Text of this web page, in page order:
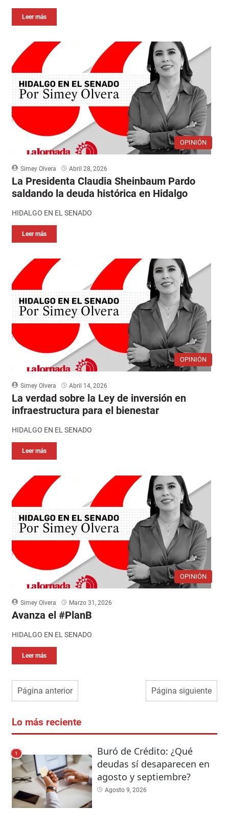
Leer más
OPINIÓN
Simey Olvera Abril 28, 2026
La Presidenta Claudia Sheinbaum Pardo
saldando la deuda histórica en Hidalgo
HIDALGO EN EL SENADO
Leer más
OPINIÓN
Simey Olvera Abril 14, 2026
La verdad sobre la Ley de inversión en
infraestructura para el bienestar
HIDALGO EN EL SENADO
Leer más
OPINIÓN
Simey Olvera Marzo 31, 2026
Avanza el #PlanB
HIDALGO EN EL SENADO
Leer más
Página anterior Página siguiente
Lo más reciente
1
Buró de Crédito: ¿Qué
deudas sí desaparecen en
agosto y septiembre?
Agosto 9, 2026